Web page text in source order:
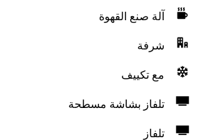
آلة صنع القهوة
شرفة
مع تكييف
تلفاز بشاشة مسطحة
تلفاز